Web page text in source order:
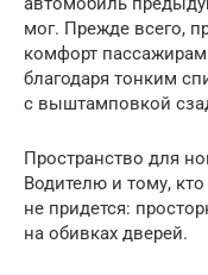
мог. Прежде всего,
комфорт
благодаря тонким
с выштамповкой
Пространство для
Водителю и тому,
не придется:
на обивках дверей.